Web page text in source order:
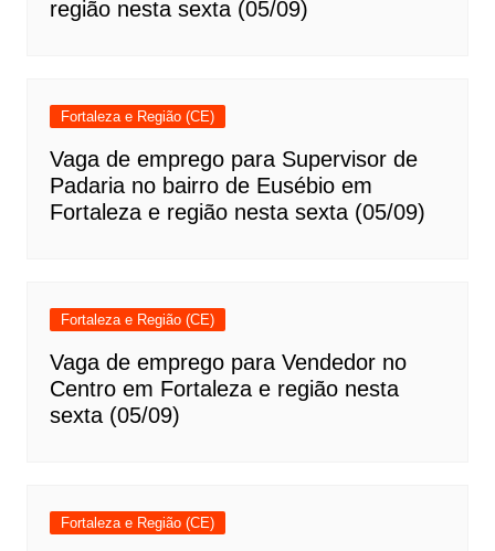
região nesta sexta (05/09)
Fortaleza e Região (CE)
Vaga de emprego para Supervisor de
Padaria no bairro de Eusébio em
Fortaleza e região nesta sexta (05/09)
Fortaleza e Região (CE)
Vaga de emprego para Vendedor no
Centro em Fortaleza e região nesta
sexta (05/09)
Fortaleza e Região (CE)